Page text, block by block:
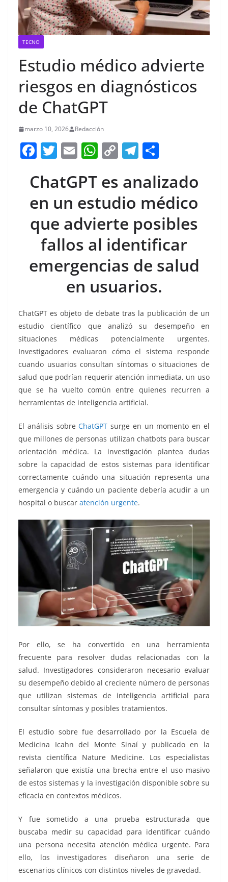
TECNO
Estudio médico advierte
riesgos en diagnósticos
de ChatGPT
marzo 10, 2026 Redacción
F
c
e
b
o
o
k
T
itt
er
E
ai
l
W
at
s
A
p
p
C
p
y
Li
n
k
T
e
gr
a
m
ar
e
ChatGPT es analizado
en un estudio médico
que advierte posibles
fallos al identificar
emergencias de salud
en usuarios.
ChatGPT es objeto de debate tras la publicación de un
estudio científico que analizó su desempeño en
situaciones médicas potencialmente urgentes.
Investigadores evaluaron cómo el sistema responde
cuando usuarios consultan síntomas o situaciones de
salud que podrían requerir atención inmediata, un uso
que se ha vuelto común entre quienes recurren a
herramientas de inteligencia artificial.
El análisis sobre ChatGPT surge en un momento en el
que millones de personas utilizan chatbots para buscar
orientación médica. La investigación plantea dudas
sobre la capacidad de estos sistemas para identificar
correctamente cuándo una situación representa una
emergencia y cuándo un paciente debería acudir a un
hospital o buscar atención urgente.
Por ello, se ha convertido en una herramienta
frecuente para resolver dudas relacionadas con la
salud. Investigadores consideraron necesario evaluar
su desempeño debido al creciente número de personas
que utilizan sistemas de inteligencia artificial para
consultar síntomas y posibles tratamientos.
El estudio sobre fue desarrollado por la Escuela de
Medicina Icahn del Monte Sinaí y publicado en la
revista científica Nature Medicine. Los especialistas
señalaron que existía una brecha entre el uso masivo
de estos sistemas y la investigación disponible sobre su
eficacia en contextos médicos.
Y fue sometido a una prueba estructurada que
buscaba medir su capacidad para identificar cuándo
una persona necesita atención médica urgente. Para
ello, los investigadores diseñaron una serie de
escenarios clínicos con distintos niveles de gravedad.